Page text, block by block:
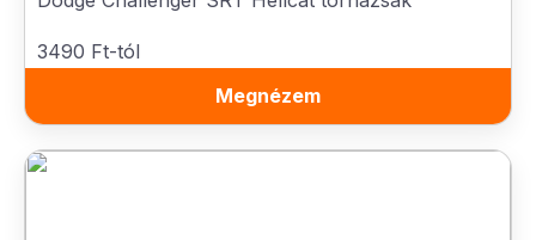
3490 Ft-tól
Megnézem